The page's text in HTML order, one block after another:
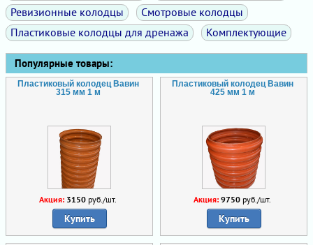
Ревизионные колодцы
Смотровые колодцы
Пластиковые колодцы для дренажа
Комплектующие
Популярные товары:
Пластиковый колодец Вавин
315 мм 1 м
Акция: 3150руб./шт.
Купить
Пластиковый колодец Вавин
425 мм 1 м
Акция: 9750руб./шт.
Купить